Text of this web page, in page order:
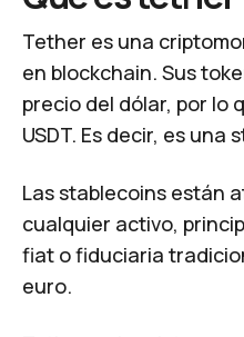
Tether es una
en blockchain. Sus
precio del dólar, por lo
USDT. Es decir, es una
Las stablecoins están
cualquier activo,
fiat o fiduciaria
euro.